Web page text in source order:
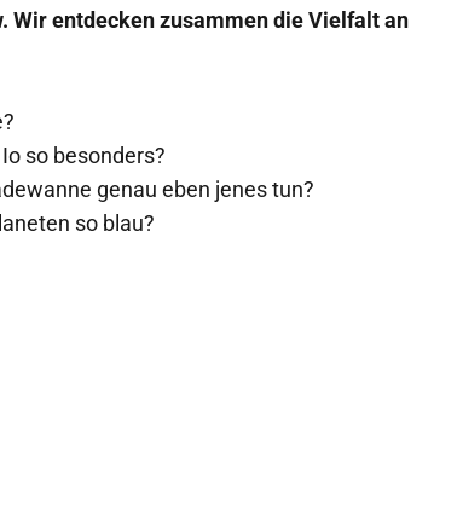
Wir entdecken zusammen die Vielfalt an
so besonders?
genau eben jenes tun?
so blau?